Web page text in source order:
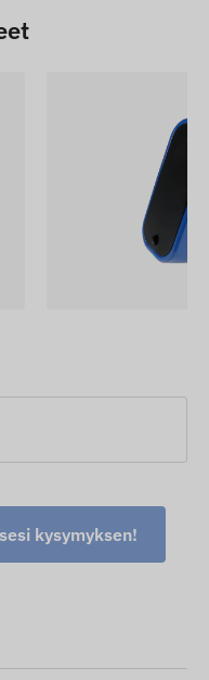
kysymyksen!